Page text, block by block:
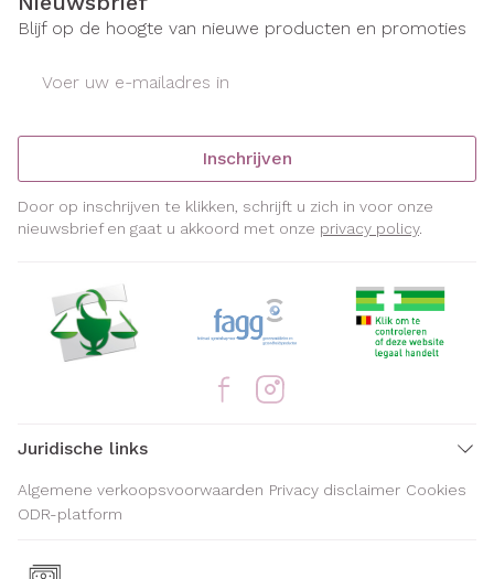
Blijf op de hoogte van nieuwe producten en promoties
Inschrijven
Door op inschrijven te klikken, schrijft u zich in voor onze
nieuwsbrief en gaat u akkoord met onze privacy policy.
Juridische links
Algemene verkoopsvoorwaarden Privacy disclaimer Cookies
ODR-platform